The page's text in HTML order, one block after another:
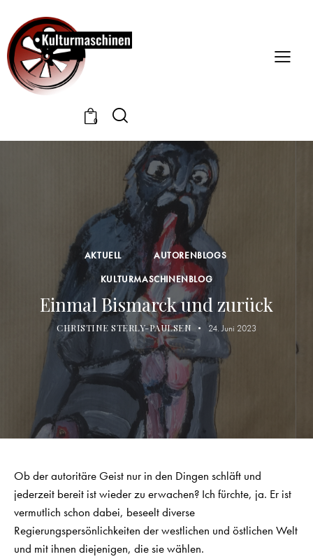
0
AKTUELL
AUTORENBLOGS
KULTURMASCHINENBLOG
Einmal Bismarck und zurück
CHRISTINE STERLY-PAULSEN 24. Juni 2023
Ob der autoritäre Geist nur in den Dingen schläft und
jederzeit bereit ist wieder zu erwachen? Ich fürchte, ja. Er ist
vermutlich schon dabei, beseelt diverse
Regierungspersönlichkeiten der westlichen und östlichen Welt
und mit ihnen diejenigen, die sie wählen.